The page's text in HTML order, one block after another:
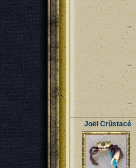
Joël Crûstacé